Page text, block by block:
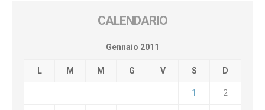
CALENDARIO
Gennaio 2011
L M M G V S D
1 2